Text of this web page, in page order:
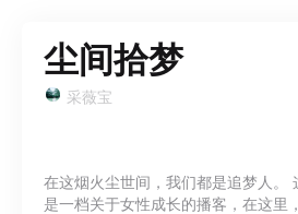
尘间拾梦
采薇宝
在这烟火尘世间，我们都是追梦人。 这
是一档关于女性成长的播客，在这里，